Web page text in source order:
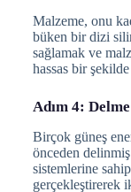
Malzeme, onu
büken bir dizi
sağlamak ve
hassas bir
Adım 4:
Birçok güneş
önceden
sistemlerine
gerçekleştirerek